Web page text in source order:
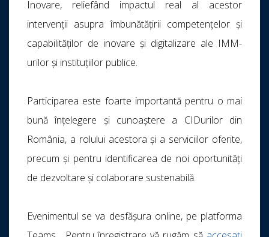
Inovare, reliefând impactul real al acestor
intervenții asupra îmbunătățirii competențelor și
capabilităților de inovare și digitalizare ale IMM-
urilor și instituțiilor publice.
Participarea este foarte importantă pentru o mai
bună înțelegere și cunoaștere a CIDurilor din
România, a rolului acestora și a serviciilor oferite,
precum și pentru identificarea de noi oportunități
de dezvoltare și colaborare sustenabilă.
Evenimentul se va desfășura online, pe platforma